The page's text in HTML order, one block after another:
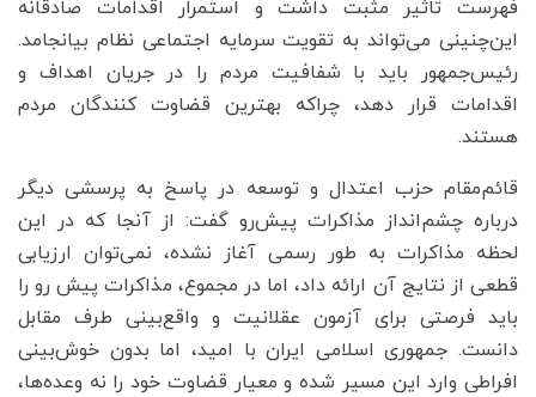
فهرست تاثیر مثبت داشت و استمرار اقدامات صادقانه‌
این‌چنینی می‌تواند به تقویت سرمایه اجتماعی نظام بیانجامد.
رئیس‌جمهور باید با شفافیت مردم را در جریان اهداف و
اقدامات قرار دهد، چراکه بهترین قضاوت کنندگان مردم
هستند.
قائم‌مقام حزب اعتدال و توسعه در پاسخ به پرسشی دیگر
درباره چشم‌انداز مذاکرات پیش‌رو گفت: از آنجا که در این
لحظه مذاکرات به طور رسمی آغاز نشده، نمی‌توان ارزیابی
قطعی از نتایج آن ارائه داد، اما در مجموع، مذاکرات پیش رو را
باید فرصتی برای آزمون عقلانیت و واقع‌بینی طرف‌ مقابل
دانست. جمهوری اسلامی ایران با امید، اما بدون خوش‌بینی
افراطی وارد این مسیر شده و معیار قضاوت خود را نه وعده‌ها،